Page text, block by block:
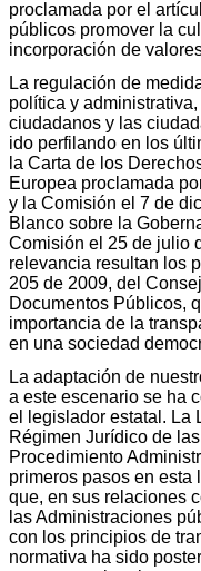
proclamada por el
públicos promover la
incorporación de
La regulación de
política y
ciudadanos y las
ido perfilando en los
la Carta de los
Europea proclamada
y la Comisión el 7 de
Blanco sobre la
Comisión el 25 de julio
relevancia resultan los
205 de 2009, del
Documentos Públicos,
importancia de la
en una sociedad
La adaptación de
a este escenario se ha
el legislador estatal. La
Régimen Jurídico de
Procedimiento
primeros pasos en esta
que, en sus relaciones
las Administraciones
con los principios de
normativa ha sido